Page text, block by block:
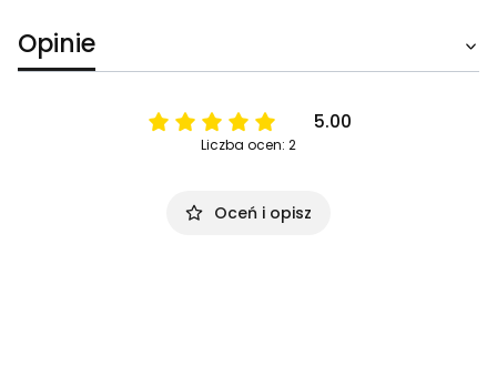
Opinie
5.00
Liczba ocen: 2
Oceń i opisz